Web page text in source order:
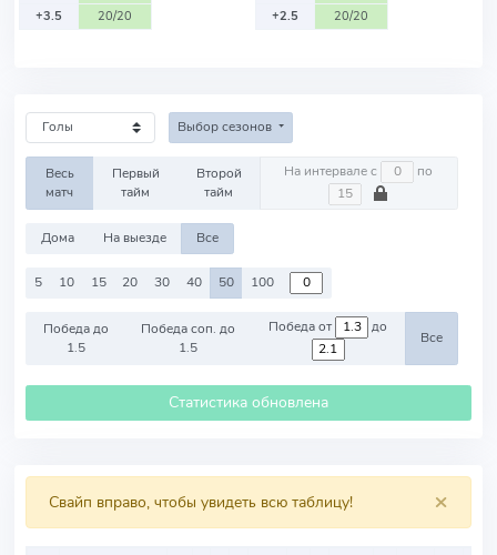
+3.5 20/20 +2.5 20/20
Выбор сезонов
Весь
матч
Первый
тайм
Второй
тайм
На интервале с по
Дома На выезде Все
5 10 15 20 30 40 50 100
Победа до
1.5
Победа соп. до
1.5
Победа от до
Все
Статистика обновлена
×
Свайп вправо, чтобы увидеть всю таблицу!